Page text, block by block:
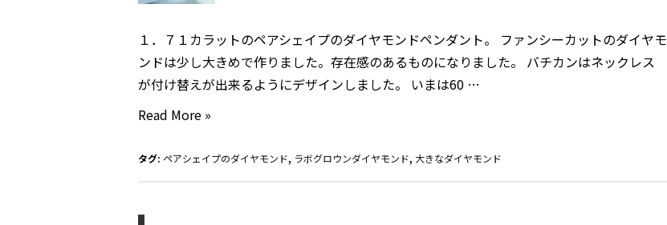
１．７１カラットのペアシェイプのダイヤモンドペンダント。 ファンシーカットのダイヤモ
ンドは少し大きめで作りました。存在感のあるものになりました。 バチカンはネックレス
が付け替えが出来るようにデザインしました。 いまは60 …
ペ
シ
Read More »
タグ: ペアシェイプのダイヤモンド, ラボグロウンダイヤモンド, 大きなダイヤモンド